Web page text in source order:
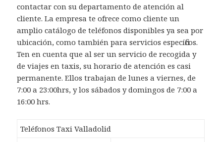
contactar con su departamento de atención al
cliente. La empresa te ofrece como cliente un
amplio catálogo de teléfonos disponibles ya sea por
ubicación, como también para servicios específicos.
Ten en cuenta que al ser un servicio de recogida y
de viajes en taxis, su horario de atención es casi
permanente. Ellos trabajan de lunes a viernes, de
7:00 a 23:00hrs, y los sábados y domingos de 7:00 a
16:00 hrs.
Teléfonos Taxi Valladolid